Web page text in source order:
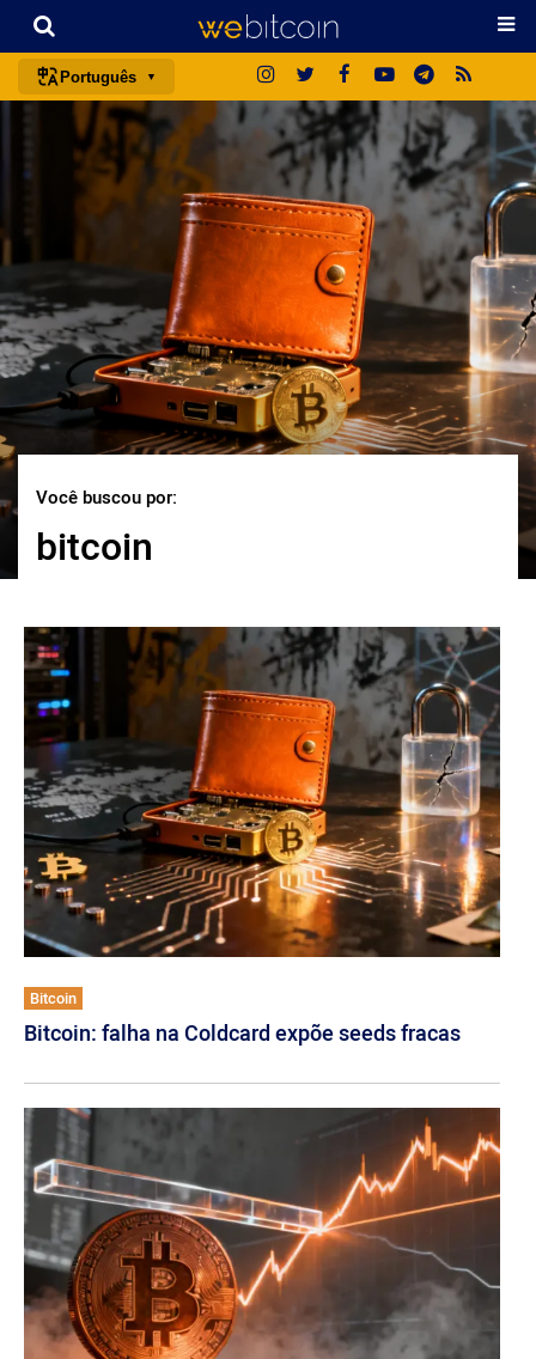
Português
português (BR)
english
español
deutsch
日本語
中文
русский
한국어
العربية
vietnamese
Você buscou por:
bitcoin
Bitcoin
Bitcoin: falha na Coldcard expõe seeds fracas